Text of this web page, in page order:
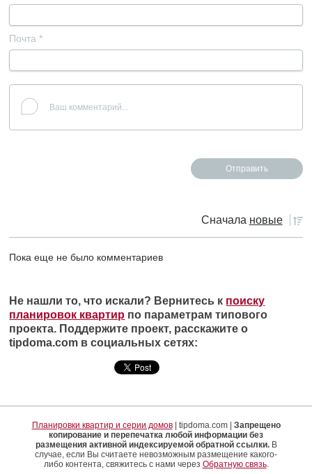
Почта *
Сначала новые
Пока еще не было комментариев
Не нашли то, что искали? Вернитесь к поиску
планировок квартир по параметрам типового
проекта. Поддержите проект, расскажите о
tipdoma.com в социальных сетях:
Планировки квартир и серии домов| tipdoma.com | Запрещено
копирование и перепечатка любой информации без
размещения активной индексируемой обратной ссылки.В
случае, если Вы считаете невозможным размещение какого-
либо контента, свяжитесь с нами через Обратную связь.